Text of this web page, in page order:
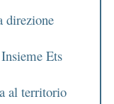
direzione
Ets
al territorio